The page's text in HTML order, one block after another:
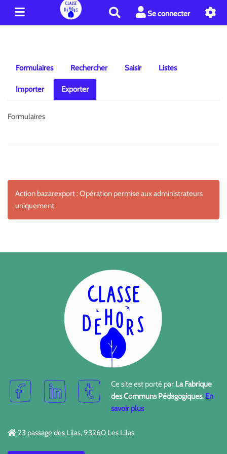
e
r
e
Se connecter
Formulaires Rechercher Saisir Listes
Importer Exporter
Formulaires
Action bazarexport : Opération permise aux administrateurs
uniquement
Ce site est porté par La Fabrique
des Communs Pédagogiques. En
savoir plus
23 passage des Lilas, 93260 Les Lilas